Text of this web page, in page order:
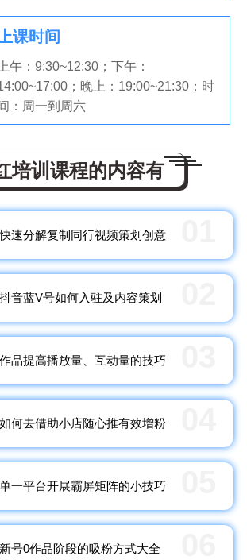
课时间
上午：9:30~12:30；下午：
；晚上：19:00~21:30；时
：周一到周六
培训课程的内容有
快速分解复制同行视频策划创意
抖音蓝V号如何入驻及内容策划
作品提高播放量、互动量的技巧
如何去借助小店随心推有效增粉
单一平台开展霸屏矩阵的小技巧
新号0作品阶段的吸粉方式大全